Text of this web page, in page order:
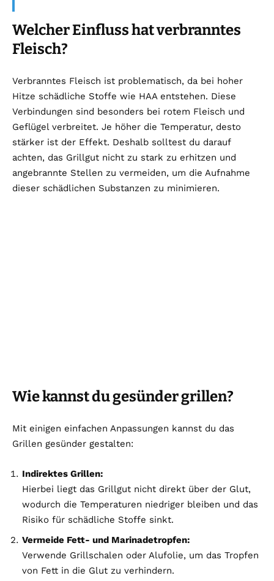
Welcher Einfluss hat verbranntes
Fleisch?
Verbranntes Fleisch ist problematisch, da bei hoher
Hitze schädliche Stoffe wie HAA entstehen. Diese
Verbindungen sind besonders bei rotem Fleisch und
Geflügel verbreitet. Je höher die Temperatur, desto
stärker ist der Effekt. Deshalb solltest du darauf
achten, das Grillgut nicht zu stark zu erhitzen und
angebrannte Stellen zu vermeiden, um die Aufnahme
dieser schädlichen Substanzen zu minimieren.
Wie kannst du gesünder grillen?
Mit einigen einfachen Anpassungen kannst du das
Grillen gesünder gestalten:
Indirektes Grillen:
Hierbei liegt das Grillgut nicht direkt über der Glut,
wodurch die Temperaturen niedriger bleiben und das
Risiko für schädliche Stoffe sinkt.
Vermeide Fett- und Marinadetropfen:
Verwende Grillschalen oder Alufolie, um das Tropfen
von Fett in die Glut zu verhindern.